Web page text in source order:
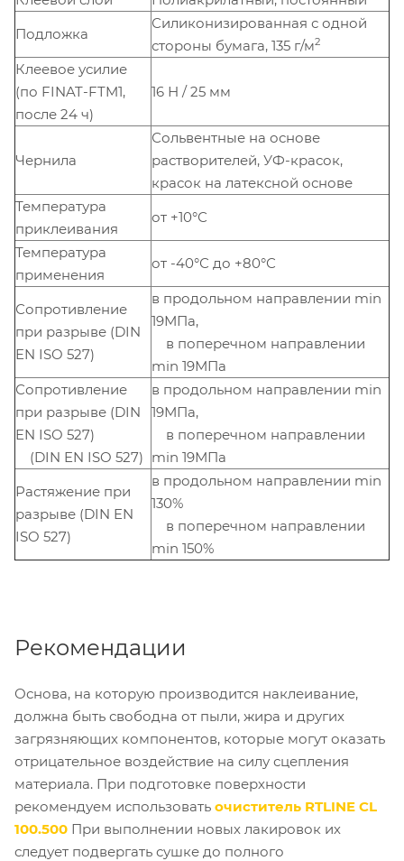
Подложка
Силиконизированная с одной
стороны бумага, 135 г/м2
Клеевое усилие
(по FINAT-FTM1,
после 24 ч)
16 Н / 25 мм
Чернила
Сольвентные на основе
растворителей, УФ-красок,
красок на латексной основе
Температура
приклеивания
от +10°С
Температура
применения
от -40°С до +80°С
Сопротивление
при разрыве (DIN
EN ISO 527)
в продольном направлении min
19МПа,
в поперечном направлении
min 19МПа
Сопротивление
при разрыве (DIN
EN ISO 527)
(DIN EN ISO 527)
в продольном направлении min
19МПа,
в поперечном направлении
min 19МПа
Растяжение при
разрыве (DIN EN
ISO 527)
в продольном направлении min
130%
в поперечном направлении
min 150%
Рекомендации
Основа, на которую производится наклеивание,
должна быть свободна от пыли, жира и других
загрязняющих компонентов, которые могут оказать
отрицательное воздействие на силу сцепления
материала. При подготовке поверхности
рекомендуем использовать очиститель RTLINE CL
100.500 При выполнении новых лакировок их
следует подвергать сушке до полного